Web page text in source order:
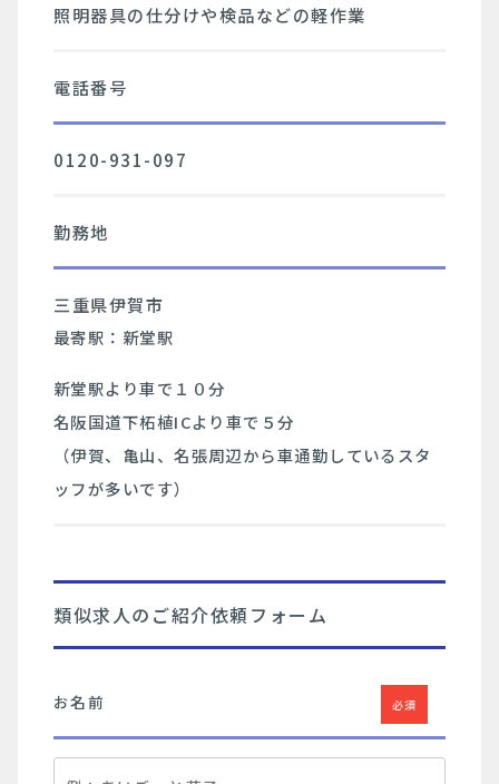
照明器具の仕分けや検品などの軽作業
電話番号
0120-931-097
勤務地
三重県伊賀市
最寄駅：新堂駅
新堂駅より車で１０分
名阪国道下柘植ICより車で５分
（伊賀、亀山、名張周辺から車通勤しているスタ
ッフが多いです）
類似求人のご紹介依頼フォーム
お名前 必須